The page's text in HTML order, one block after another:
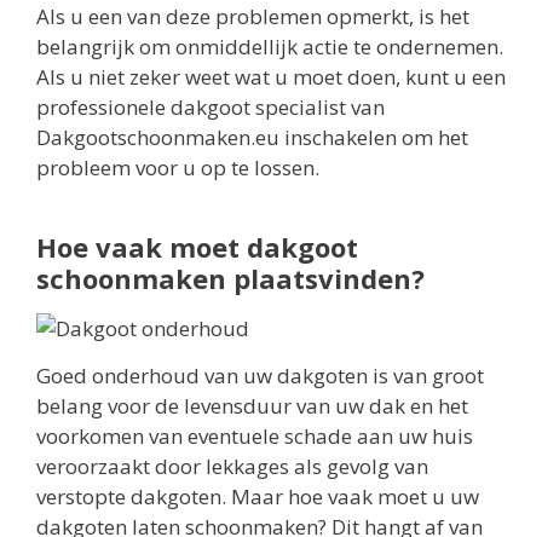
Als u een van deze problemen opmerkt, is het
belangrijk om onmiddellijk actie te ondernemen.
Als u niet zeker weet wat u moet doen, kunt u een
professionele dakgoot specialist van
Dakgootschoonmaken.eu inschakelen om het
probleem voor u op te lossen.
Hoe vaak moet dakgoot
schoonmaken plaatsvinden?
Goed onderhoud van uw dakgoten is van groot
belang voor de levensduur van uw dak en het
voorkomen van eventuele schade aan uw huis
veroorzaakt door lekkages als gevolg van
verstopte dakgoten. Maar hoe vaak moet u uw
dakgoten laten schoonmaken? Dit hangt af van